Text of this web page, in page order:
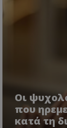
Οι
που
κατά τη